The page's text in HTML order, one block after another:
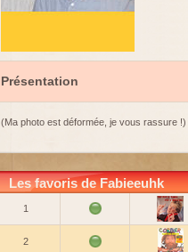
Présentation
(Ma photo est déformée, je vous rassure !)
Les favoris de Fabieeuhk
1
2